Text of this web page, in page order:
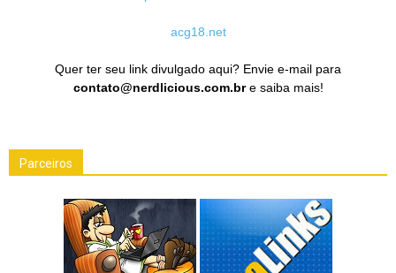
acg18.net
Quer ter seu link divulgado aqui? Envie e-mail para
contato@nerdlicious.com.bre saiba mais!
Parceiros